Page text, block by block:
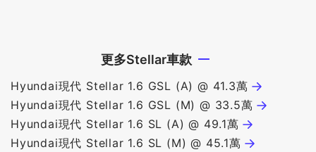
更多Stellar車款
Hyundai現代 Stellar 1.6 GSL (A) @ 41.3萬
Hyundai現代 Stellar 1.6 GSL (M) @ 33.5萬
Hyundai現代 Stellar 1.6 SL (A) @ 49.1萬
Hyundai現代 Stellar 1.6 SL (M) @ 45.1萬